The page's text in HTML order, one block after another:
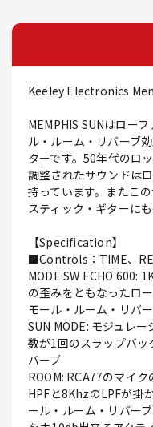
Keeley Electronics
MEMPHIS SUNはロー
ル・ルーム・リバーブ
ターです。50年代のロ
調整されたサウンドは
持っています。またこ
スティック・ギターに
【Specification】
■Controls：TIME、
MODE SW ECHO 600:
の歪みをともなったロ
モール・ルーム・リバ
SUN MODE: モジュレ
数が1回のスラップバッ
バーブ
ROOM: RCA77のマイ
HPFと8KhzのLPFが掛
ール・ルーム・リバー